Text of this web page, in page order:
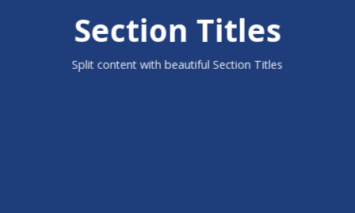
Section Titles
Split content with beautiful Section Titles